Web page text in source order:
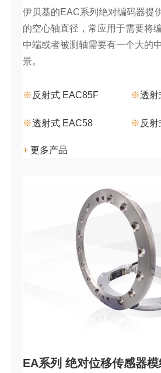
伊贝基的EAC系列绝对编码器提
的空心轴直径，常应用于需要将
中端或者被测轴需要有一个大的
景。
※ 反射式 EAC85F ※透射
※透射式 EAC58 ※ 反
+更多产品
EA系列 绝对位移传感器模